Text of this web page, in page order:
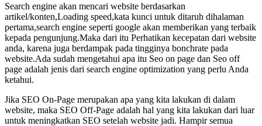
Search engine akan mencari website berdasarkan
artikel/konten,Loading speed,kata kunci untuk ditaruh dihalaman
pertama,search engine seperti google akan memberikan yang terbaik
kepada pengunjung.Maka dari itu Perhatikan kecepatan dari website
anda, karena juga berdampak pada tingginya bonchrate pada
website.Ada sudah mengetahui apa itu Seo on page dan Seo off
page adalah jenis dari search engine optimization yang perlu Anda
ketahui.
Jika SEO On-Page merupakan apa yang kita lakukan di dalam
website, maka SEO Off-Page adalah hal yang kita lakukan dari luar
untuk meningkatkan SEO setelah website jadi. Hampir semua